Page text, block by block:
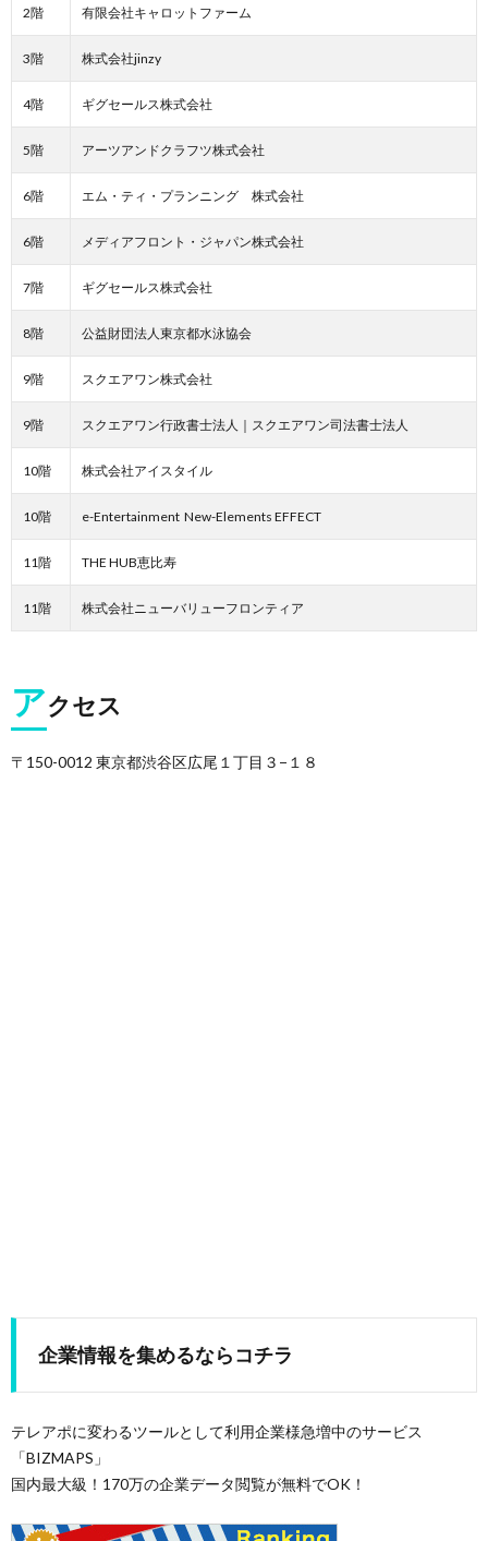
2階 有限会社キャロットファーム
3階 株式会社jinzy
4階 ギグセールス株式会社
5階 アーツアンドクラフツ株式会社
6階 エム・ティ・プランニング 株式会社
6階 メディアフロント・ジャパン株式会社
7階 ギグセールス株式会社
8階 公益財団法人東京都水泳協会
9階 スクエアワン株式会社
9階 スクエアワン行政書士法人｜スクエアワン司法書士法人
10階 株式会社アイスタイル
10階 e-Entertainment New-Elements EFFECT
11階 THE HUB恵比寿
11階 株式会社ニューバリューフロンティア
アクセス
〒150-0012 東京都渋谷区広尾１丁目３−１８
企業情報を集めるならコチラ
テレアポに変わるツールとして利用企業様急増中のサービス
「BIZMAPS」
国内最大級！170万の企業データ閲覧が無料でOK！